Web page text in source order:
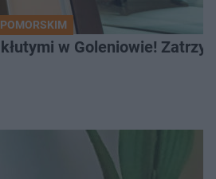
w Goleniowie!